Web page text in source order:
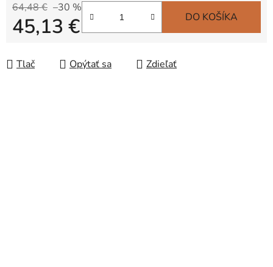
64,48 € –30 %
45,13 € DO KOŠÍKA
Tlač Opýtať sa Zdieľať